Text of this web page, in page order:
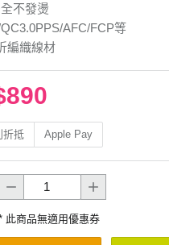
不發燙
AFC/FCP等
編織線材
折抵 Apple Pay
此商品無適用優惠券